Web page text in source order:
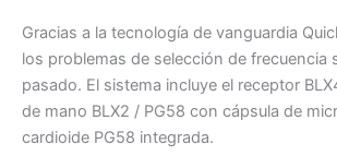
Gracias a la tecnología de vanguardia
los problemas de selección de frecuencia
pasado. El sistema incluye el receptor
de mano BLX2 / PG58 con cápsula de
cardioide PG58 integrada.